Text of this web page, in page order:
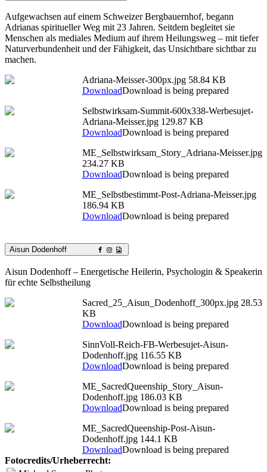
Aufgewachsen auf einem Schweizer Bergbauernhof, begann
Adrianas spiritueller Weg mit 23 Jahren. Seitdem begleitet sie
Menschen als mediales Medium auf ihrem Heilungsweg – mit tiefer
Naturverbundenheit und der Fähigkeit, das Unsichtbare sichtbar zu
machen.
Adriana-Meisser-300px.jpg 58.84 KB
DownloadDownload is being prepared
Selbstwirksam-Summit-600x338-Werbesujet-
Adriana-Meisser.jpg 129.87 KB
DownloadDownload is being prepared
ME_Selbstwirksam_Story_Adriana-Meisser.jpg
234.27 KB
DownloadDownload is being prepared
ME_Selbstbestimmt-Post-Adriana-Meisser.jpg
186.94 KB
DownloadDownload is being prepared
Aisun Dodenhoff
Aisun Dodenhoff – Energetische Heilerin, Psychologin & Speakerin
für echte Selbstheilung
Sacred_25_Aisun_Dodenhoff_300px.jpg 28.53
KB
DownloadDownload is being prepared
SinnVoll-Reich-FB-Werbesujet-Aisun-
Dodenhoff.jpg 116.55 KB
DownloadDownload is being prepared
ME_SacredQueenship_Story_Aisun-
Dodenhoff.jpg 186.03 KB
DownloadDownload is being prepared
ME_SacredQueenship-Post-Aisun-
Dodenhoff.jpg 144.1 KB
DownloadDownload is being prepared
Fotocredits/Urheberrecht: